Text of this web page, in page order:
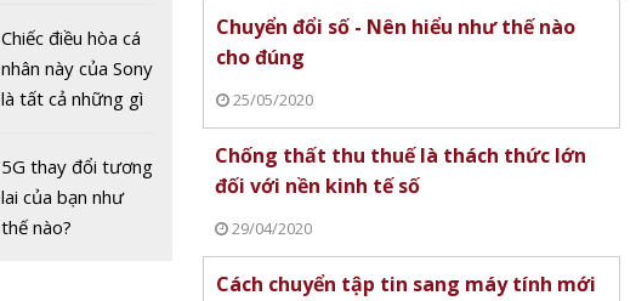
Chiếc điều hòa cá
nhân này của Sony
là tất cả những gì
sót qua mùa hè
nóng nực
5G thay đổi tương
lai của bạn như
thế nào?
Chuyển đổi số - Nên hiểu như thế nào
cho đúng
25/05/2020
Chống thất thu thuế là thách thức lớn
đối với nền kinh tế số
29/04/2020
Cách chuyển tập tin sang máy tính mới